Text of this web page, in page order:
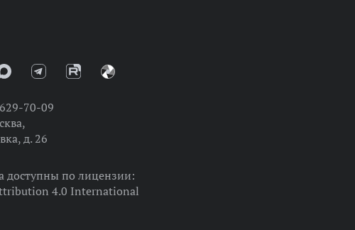
70-09
д. 26
доступны по лицензии:
4.0 International